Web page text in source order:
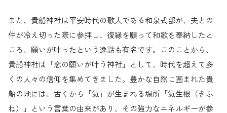
また、貴船神社は平安時代の歌人である和泉式部が、夫との
仲が冷え切った際に参拝し、復縁を願って和歌を奉納したと
ころ、願いが叶ったという逸話も有名です。このことから、
貴船神社は「恋の願いが叶う神社」として、時代を超えて多
くの人々の信仰を集めてきました。豊かな自然に囲まれた貴
船の地には、古くから「氣」が生まれる場所「氣生根（きふ
ね）」という言葉の由来があり、その強力なエネルギーが参